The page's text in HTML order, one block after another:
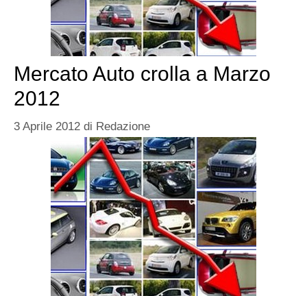
Mercato Auto crolla a Marzo
2012
3 Aprile 2012 di Redazione